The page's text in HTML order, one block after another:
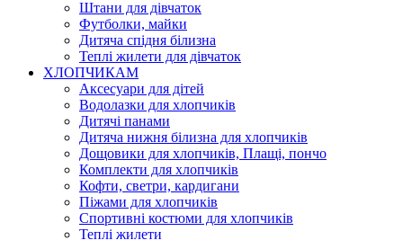
Штани для дівчаток
Футболки, майки
Дитяча спідня білизна
Теплі жилети для дівчаток
ХЛОПЧИКАМ
Аксесуари для дітей
Водолазки для хлопчиків
Дитячі панами
Дитяча нижня білизна для хлопчиків
Дощовики для хлопчиків, Плащі, пончо
Комплекти для хлопчиків
Кофти, светри, кардигани
Піжами для хлопчиків
Спортивні костюми для хлопчиків
Теплі жилети